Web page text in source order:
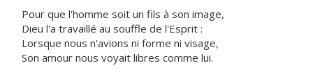
Pour que l'homme soit un fils à son image,
Dieu l'a travaillé au souffle de l'Esprit :
Lorsque nous n'avions ni forme ni visage,
Son amour nous voyait libres comme lui.